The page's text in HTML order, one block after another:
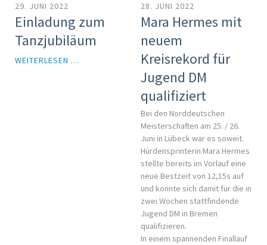
PLATZ
BEI
MEISTERSCHAFT
29. JUNI 2022
Einladung zum
Tanzjubiläum
WEITERLESEN …
28. JUNI 2022
Mara Hermes mit
neuem
Kreisrekord für
Jugend DM
qualifiziert
Bei den Norddeutschen
Meisterschaften am 25. / 26.
Juni in Lübeck war es soweit.
Hürdensprinterin Mara Hermes
stellte bereits im Vorlauf eine
neue Bestzeit von 12,15s auf
und konnte sich damit für die in
zwei Wochen stattfindende
Jugend DM in Bremen
qualifizieren.
In einem spannenden Finallauf